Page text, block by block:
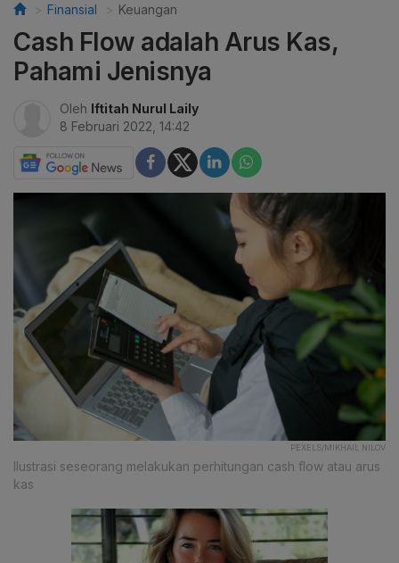
Finansial Keuangan
Cash Flow adalah Arus Kas,
Pahami Jenisnya
Oleh Iftitah Nurul Laily
8 Februari 2022, 14:42
PEXELS/MIKHAIL NILOV
Ilustrasi seseorang melakukan perhitungan cash flow atau arus
kas